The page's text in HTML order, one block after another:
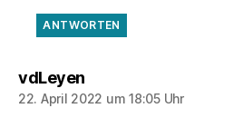
ANTWORTEN
vdLeyensagt:
22. April 2022 um 18:05 Uhr